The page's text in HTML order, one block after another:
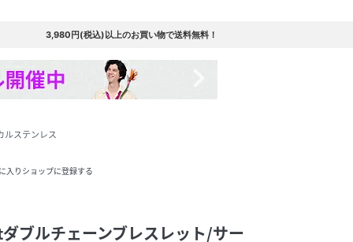
3,980円(税込)以上のお買い物で送料無料！
ルステンレス
入りショップに登録する
ブルチェーンブレスレット/サー